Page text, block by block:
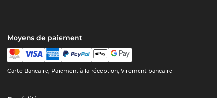
Moyens de paiement
Carte Bancaire, Paiement à la réception, Virement bancaire